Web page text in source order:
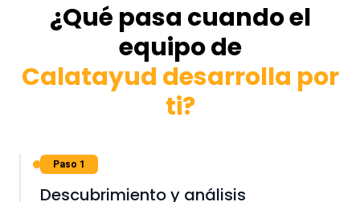
¿Qué pasa cuando el
equipo de
Calatayud desarrolla por
ti?
Paso 1
Descubrimiento y análisis